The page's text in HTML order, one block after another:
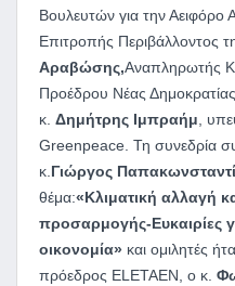
Βουλευτών για την
Επιτροπής Περιβάλλοντος
Αραβώσης,Αναπληρωτής
Προέδρου Νέας
κ. Δημήτρης Ιμπραήμ,
Greenpeace. Τη συνεδρία
κ.Γιώργος
θέμα:«Κλιματική αλλαγή
προσαρμογής-Ευκαιρίες
οικονομία» και ομιλητές
πρόεδρος ELETAEN, ο κ.